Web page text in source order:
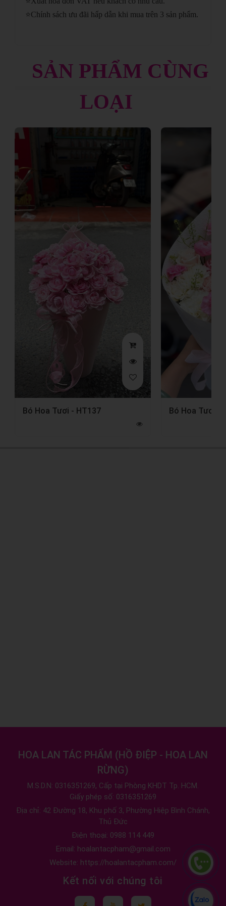
⭐Chính sách ưu đãi hấp dẫn khi mua trên 3 sản phẩm.
SẢN PHẨM CÙNG
LOẠI
Bó Hoa Tươi - HT137 Bó Hoa Tươi -
HOA LAN TÁC PHẨM (HỒ ĐIỆP - HOA LAN
RỪNG)
M.S.D.N: 0316351269, Cấp tại Phòng KHDT Tp. HCM.
Giấy phép số: 0316351269
Địa chỉ: 42 Đường 18, Khu phố 3, Phường Hiệp Bình Chánh,
Thủ Đức
Điện thoại: 0988 114 449
Email: hoalantacpham@gmail.com
Website: https://hoalantacpham.com/
Kết nối với chúng tôi